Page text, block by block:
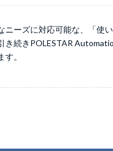
ーズに対応可能な、「使
続きPOLESTAR
。